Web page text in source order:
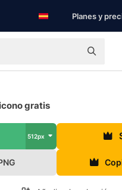
Planes y
gratis
512px